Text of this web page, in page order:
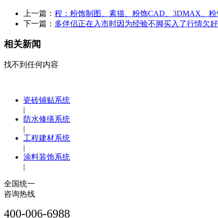
上一篇： 程：粉饰制图、素描、粉饰CAD、3DMAX、粉
下一篇： 多伴侣正在入市时因为经验不脚买入了行情欠好
相关新闻
找不到任何内容
瓷砖铺贴系统
|
防水修缮系统
|
工程建材系统
|
涂料装饰系统
|
全国统一
咨询热线
400-006-6988